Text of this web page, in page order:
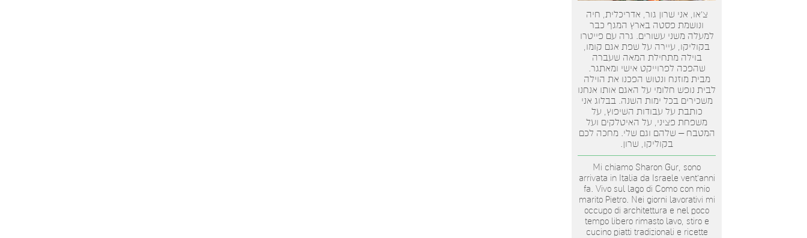
צ’או, אני שרון גור, אדריכלית, חיה
ונושמת פסטה בארץ המגף כבר
למעלה משני עשורים. גרה עם פייטרו
בקוליקו, עיירה על שפת אגם קומו,
בוילה מתחילת המאה שעברה
שהפכה לפרוייקט אישי ומאתגר.
מבית מוזנח ונטוש הפכנו את הוילה
לבית נופש חלומי על האגם אותו אנחנו
משכירים בכל ימות השנה. בבלוג אני
כותבת על עבודות השיפוץ, על
משפחת פציני, על האיטלקים ועל
המטבח – שלהם וגם שלי. מחכה לכם
בקוליקו, שרון.
Mi chiamo Sharon Gur, sono
arrivata in Italia da Israele vent'anni
fa. Vivo sul lago di Como con mio
marito Pietro. Nei giorni lavorativi mi
occupo di architettura e nel poco
tempo libero rimasto lavo, stiro e
cucino piatti tradizionali e ricette